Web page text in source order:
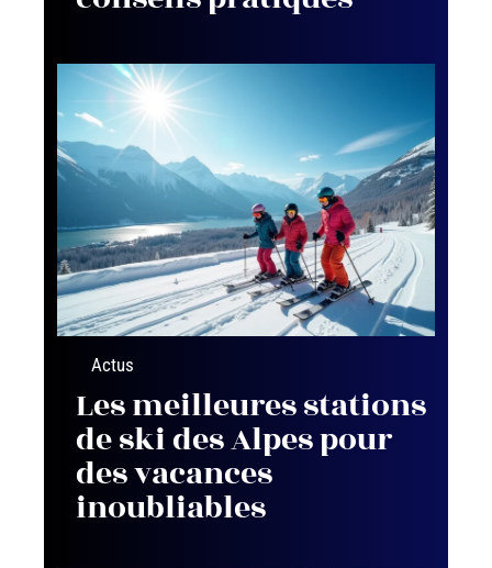
Actus
Les meilleures stations
de ski des Alpes pour
des vacances
inoubliables